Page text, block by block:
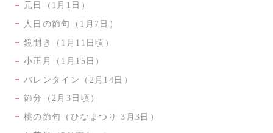
元日（1月1日）
人日の節句（1月7日）
鏡開き（1月11日頃）
小正月（1月15日）
バレンタイン（2月14日）
節分（2月3日頃）
桃の節句（ひなまつり 3月3日）